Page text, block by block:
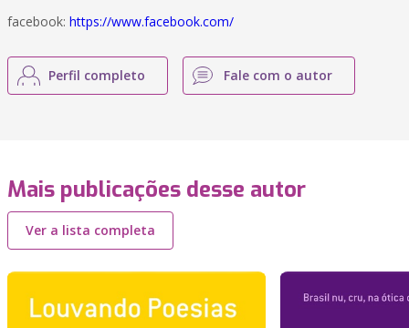
facebook: https://www.facebook.com/
Perfil completo Fale com o autor
Mais publicações desse autor
Ver a lista completa